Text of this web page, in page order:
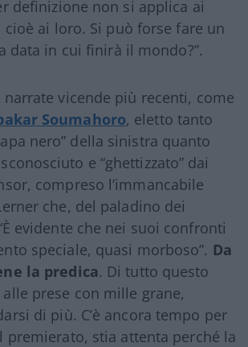
definizione non si applica ai
ai loro. Si può forse fare un
data in cui finirà il mondo?”.
narrate vicende più recenti, come
Soumahoro, eletto tanto
nero” della sinistra quanto
e “ghettizzato” dai
compreso l’immancabile
che, del paladino dei
evidente che nei suoi confronti
speciale, quasi morboso”. Da
la predica. Di tutto questo
prese con mille grane,
di più. C’è ancora tempo per
premierato, stia attenta perché la